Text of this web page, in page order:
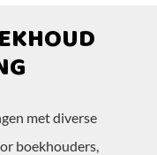
met diverse
boekhouders,